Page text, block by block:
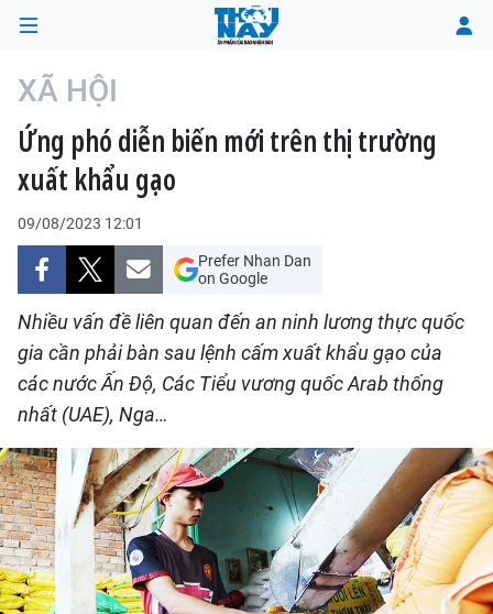
TRANG CHỦ
CHÍNH TRỊ
XÃ HỘI
KINH TẾ
ĐÔ THỊ
VĂN HÓA - VĂN NGHỆ
QUỐC TẾ
THỂ THAO
XÃ HỘI
Ứng phó diễn biến mới trên thị trường
xuất khẩu gạo
09/08/2023 12:01
Prefer Nhan Dan
on Google
Nhiều vấn đề liên quan đến an ninh lương thực quốc
gia cần phải bàn sau lệnh cấm xuất khẩu gạo của
các nước Ấn Độ, Các Tiểu vương quốc Arab thống
nhất (UAE), Nga…